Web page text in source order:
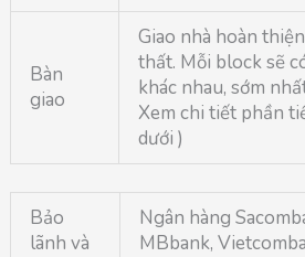
Bàn
giao
Giao nhà hoàn
thất. Mỗi block sẽ
khác nhau, sớm
Xem chi tiết phần
dưới )
Bảo
lãnh và
Ngân hàng
MBbank,